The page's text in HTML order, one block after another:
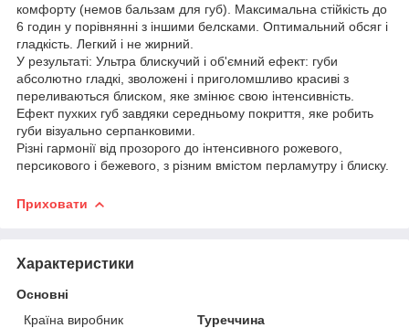
комфорту (немов бальзам для губ). Максимальна стійкість до
6 годин у порівнянні з іншими белсками. Оптимальний обсяг і
гладкість. Легкий і не жирний.
У результаті: Ультра блискучий і об'ємний ефект: губи
абсолютно гладкі, зволожені і приголомшливо красиві з
переливаються блиском, яке змінює свою інтенсивність.
Ефект пухких губ завдяки середньому покриття, яке робить
губи візуально серпанковими.
Різні гармонії від прозорого до інтенсивного рожевого,
персикового і бежевого, з різним вмістом перламутру і блиску.
Приховати
Характеристики
Основні
Країна виробник
Туреччина